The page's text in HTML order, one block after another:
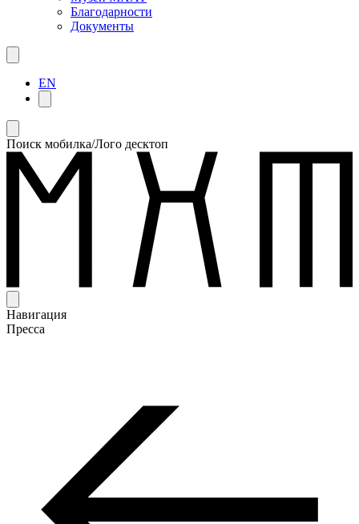
Благодарности
Документы
EN
Поиск мобилка/Лого десктоп
Навигация
Пресса